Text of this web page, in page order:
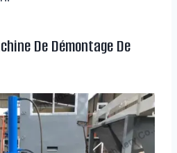
De Démontage De